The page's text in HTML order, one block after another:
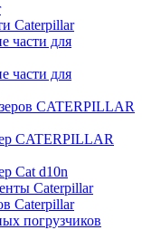
Caterpillar
части для
части для
CATERPILLAR
CATERPILLAR
Сat d10n
Caterpillar
Caterpillar
погрузчиков